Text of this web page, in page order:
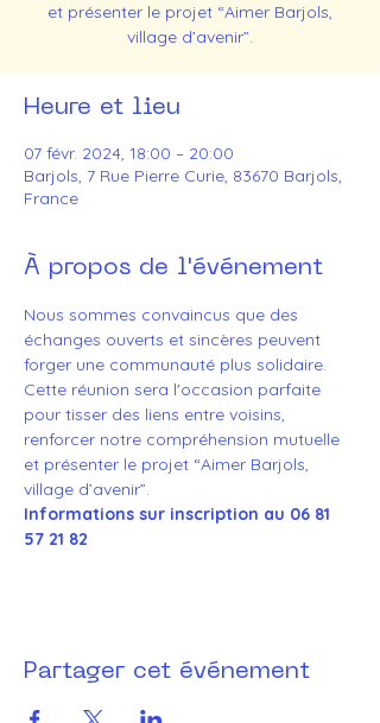
et présenter le projet “Aimer Barjols,
village d’avenir”.
Heure et lieu
07 févr. 2024, 18:00 – 20:00
Barjols, 7 Rue Pierre Curie, 83670 Barjols,
France
À propos de l'événement
Nous sommes convaincus que des
échanges ouverts et sincères peuvent
forger une communauté plus solidaire.
Cette réunion sera l'occasion parfaite
pour tisser des liens entre voisins,
renforcer notre compréhension mutuelle
et présenter le projet “Aimer Barjols,
village d’avenir”.
Informations sur inscription au 06 81
57 21 82
Partager cet événement